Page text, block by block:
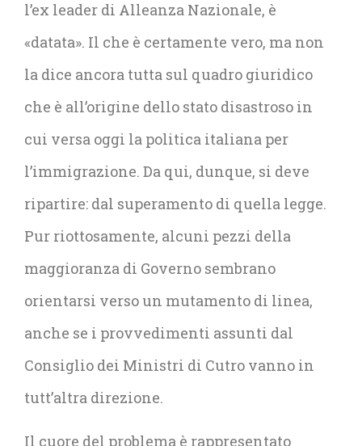
l’ex leader di Alleanza Nazionale, è
«datata». Il che è certamente vero, ma non
la dice ancora tutta sul quadro giuridico
che è all’origine dello stato disastroso in
cui versa oggi la politica italiana per
l’immigrazione. Da qui, dunque, si deve
ripartire: dal superamento di quella legge.
Pur riottosamente, alcuni pezzi della
maggioranza di Governo sembrano
orientarsi verso un mutamento di linea,
anche se i provvedimenti assunti dal
Consiglio dei Ministri di Cutro vanno in
tutt’altra direzione.
Il cuore del problema è rappresentato